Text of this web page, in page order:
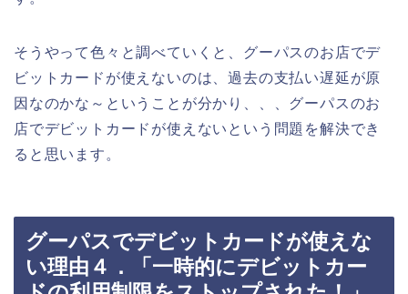
そうやって色々と調べていくと、グーパスのお店でデ
ビットカードが使えないのは、過去の支払い遅延が原
因なのかな～ということが分かり、、、グーパスのお
店でデビットカードが使えないという問題を解決でき
ると思います。
グーパスでデビットカードが使えな
い理由４．「一時的にデビットカー